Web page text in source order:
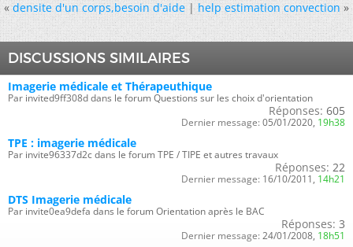
« densite d'un corps,besoin d'aide|help estimation convection »
DISCUSSIONS SIMILAIRES
Imagerie médicale et Thérapeuthique
Par invited9ff308d dans le forum Questions sur les choix d'orientation
Réponses: 605
Dernier message: 05/01/2020, 19h38
TPE : imagerie médicale
Par invite96337d2c dans le forum TPE / TIPE et autres travaux
Réponses: 22
Dernier message: 16/10/2011, 14h21
DTS Imagerie médicale
Par invite0ea9defa dans le forum Orientation après le BAC
Réponses: 3
Dernier message: 24/01/2008, 18h51